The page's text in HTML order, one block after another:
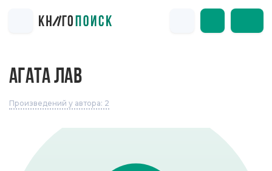
АГАТА ЛАВ
Произведений у автора: 2